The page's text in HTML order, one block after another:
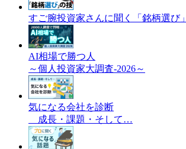
すご腕投資家さんに聞く「銘柄選び
AI相場で勝つ人
～個人投資家大調査-2026～
気になる会社を診断
成長・課題・そして…